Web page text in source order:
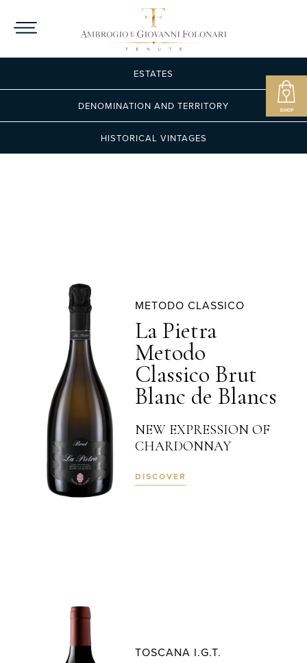
ESTATES
DENOMINATION AND TERRITORY
HISTORICAL VINTAGES
METODO CLASSICO
La Pietra
Metodo
Classico Brut
Blanc de Blancs
NEW EXPRESSION OF
CHARDONNAY
DISCOVER
TOSCANA I.G.T.